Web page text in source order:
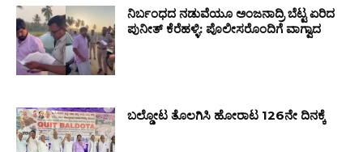
ನಿರ್ಬಂಧದ ನಡುವೆಯೂ ಅಂಜನಾದ್ರಿ ಬೆಟ್ಟ ಏರಿದ
ಪುನೀತ್ ಕೆರೆಹಳ್ಳಿ: ಪೊಲೀಸರೊಂದಿಗೆ ವಾಗ್ವಾದ
ಬಲ್ಡೋಟ ತೊಲಗಿಸಿ ಹೋರಾಟ 126ನೇ ದಿನಕ್ಕೆ